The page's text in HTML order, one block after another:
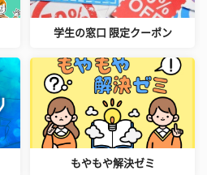
学生の窓口 限定クーポン
もやもや解決ゼミ